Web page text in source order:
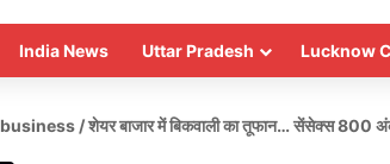
India News Uttar Pradesh Lucknow
business /शेयर बाजार में बिकवाली का तूफान… सेंसेक्स 800